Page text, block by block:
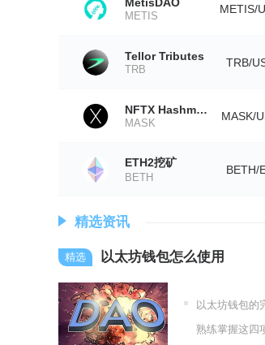
METIS
METIS/
Tellor Tributes
TRB
TRB/
NFTX Hashmasks Index
MASK
MASK/
ETH2挖矿
BETH
BETH/
精选资讯
以太坊钱包怎么使用
以太坊钱包的
熟练掌握这四